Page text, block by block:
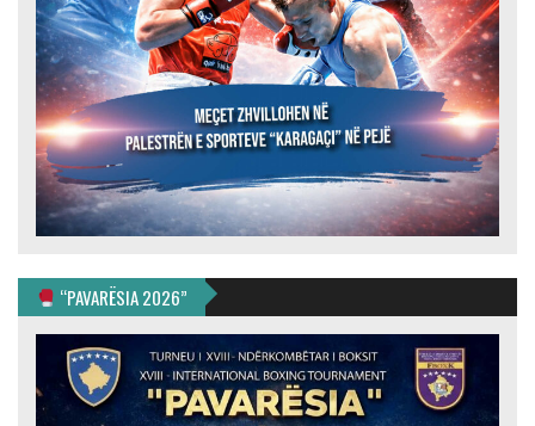
“PAVARËSIA 2026”